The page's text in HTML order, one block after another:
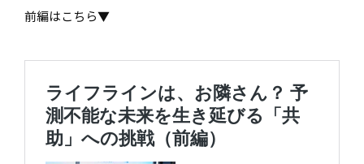
前編はこちら▼